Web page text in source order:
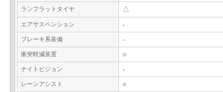
ランフラットタイヤ △
エアサスペンション -
ブレーキ系装備 -
衝突軽減装置 ○
ナイトビジョン -
レーンアシスト ○